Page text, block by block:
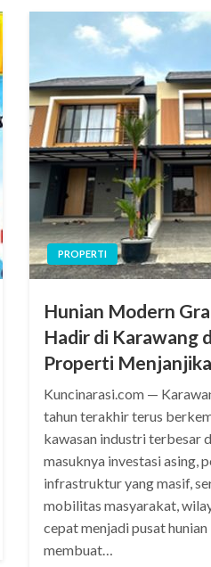
PROPERTI
Hunian Modern
Hadir di Karawang
Properti
Kuncinarasi.com —
tahun terakhir terus
kawasan industri terbesar
masuknya investasi asing,
infrastruktur yang masif,
mobilitas masyarakat,
cepat menjadi pusat
membuat…